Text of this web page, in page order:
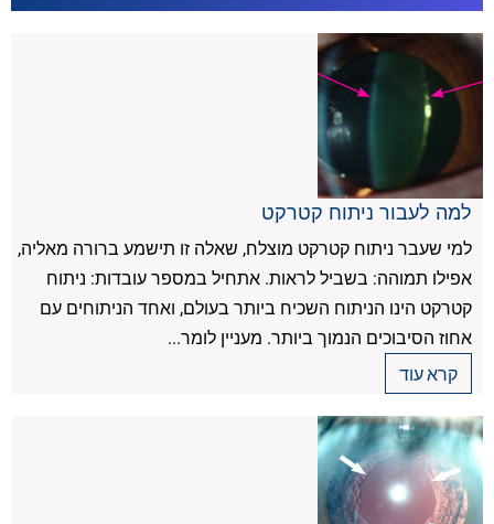
למה לעבור ניתוח קטרקט
למי שעבר ניתוח קטרקט מוצלח, שאלה זו תישמע ברורה מאליה,
אפילו תמוהה: בשביל לראות. אתחיל במספר עובדות: ניתוח
קטרקט הינו הניתוח השכיח ביותר בעולם, ואחד הניתוחים עם
אחוז הסיבוכים הנמוך ביותר. מעניין לומר...
קרא עוד